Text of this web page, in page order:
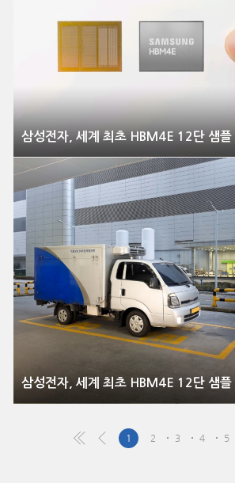
삼성전자, 세계 최초 HBM4E 12단 샘플
삼성전자, 세계 최초 HBM4E 12단 샘플
1 2 3 4 5